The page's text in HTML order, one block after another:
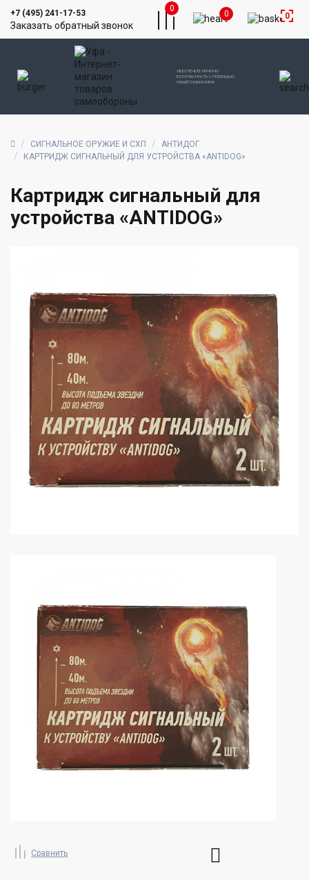
+7 (495) 241-17-53
Заказать обратный звонок
ОБЕСПЕЧЬТЕ ЛИЧНУЮ
БЕЗОПАСНОСТЬ С ПОМОЩЬЮ
НАШЕГО МАГАЗИНА
0
0 0
СИГНАЛЬНОЕ ОРУЖИЕ И СХП
АНТИДОГ
КАРТРИДЖ СИГНАЛЬНЫЙ ДЛЯ УСТРОЙСТВА «ANTIDOG»
Картридж сигнальный для
устройства «ANTIDOG»
Сравнить